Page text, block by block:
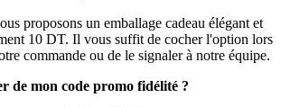
proposons un emballage cadeau élégant et
10 DT. Il vous suffit de cocher l'option lors
commande ou de le signaler à notre équipe.
de mon code promo fidélité ?